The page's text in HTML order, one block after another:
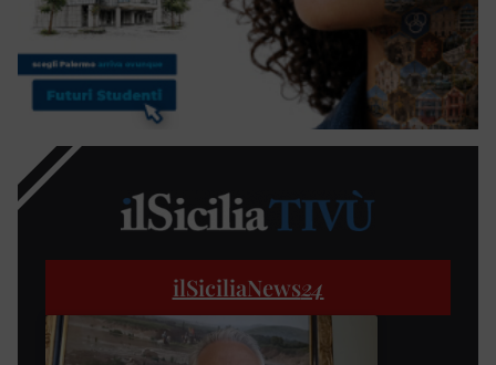
ilSiciliaNews24